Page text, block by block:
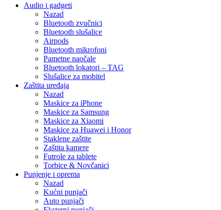
Audio i gadgeti
Nazad
Bluetooth zvučnici
Bluetooth slušalice
Airpods
Bluetooth mikrofoni
Pametne naočale
Bluetooth lokatori – TAG
Slušalice za mobitel
Zaštita uređaja
Nazad
Maskice za iPhone
Maskice za Samsung
Maskice za Xiaomi
Maskice za Huawei i Honor
Staklene zaštite
Zaštita kamere
Futrole za tablete
Torbice & Novčanici
Punjenje i oprema
Nazad
Kućni punjači
Auto punjači